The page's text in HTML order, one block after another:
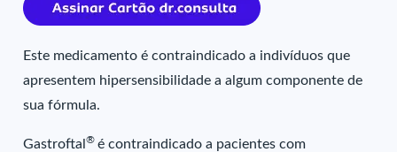
Este medicamento é contraindicado a indivíduos que
apresentem hipersensibilidade a algum componente de
sua fórmula.
Gastroftal® é contraindicado a pacientes com